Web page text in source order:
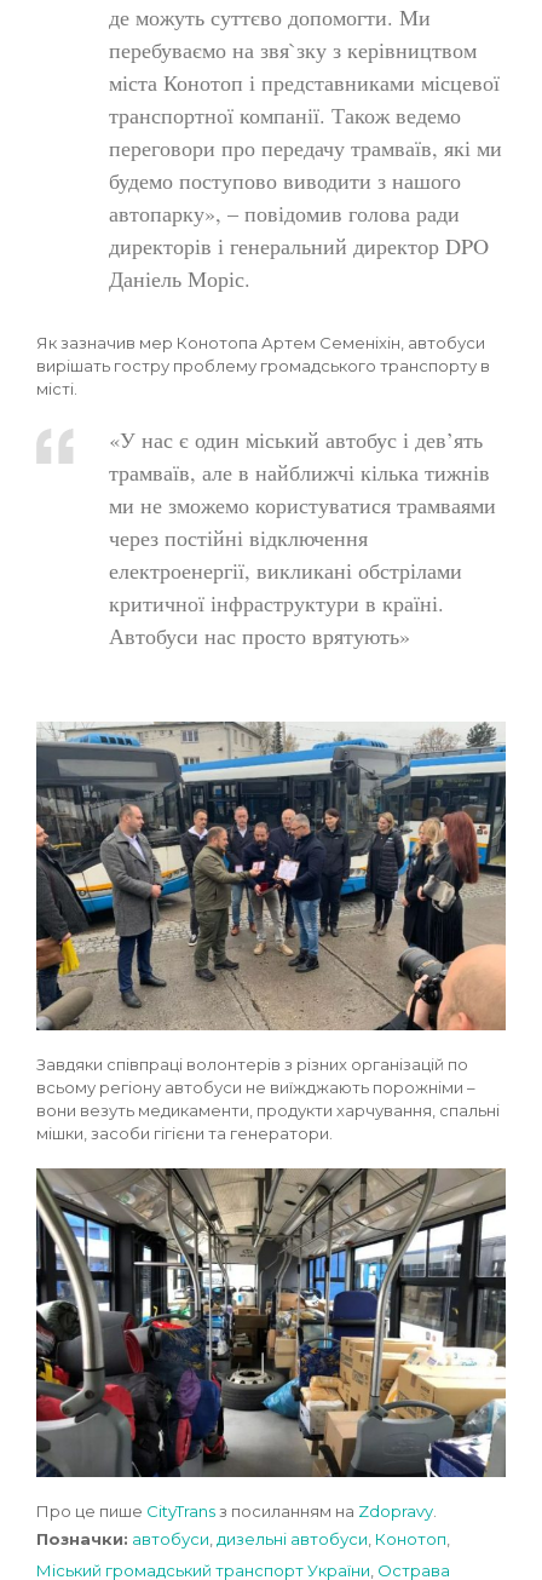
де можуть суттєво допомогти. Ми
перебуваємо на звя`зку з керівництвом
міста Конотоп і представниками місцевої
транспортної компанії. Також ведемо
переговори про передачу трамваїв, які ми
будемо поступово виводити з нашого
автопарку», – повідомив голова ради
директорів і генеральний директор DPO
Даніель Моріс.
Як зазначив мер Конотопа Артем Семеніхін, автобуси
вирішать гостру проблему громадського транспорту в
місті.
«У нас є один міський автобус і дев’ять
трамваїв, але в найближчі кілька тижнів
ми не зможемо користуватися трамваями
через постійні відключення
електроенергії, викликані обстрілами
критичної інфраструктури в країні.
Автобуси нас просто врятують»
Завдяки співпраці волонтерів з різних організацій по
всьому регіону автобуси не виїжджають порожніми –
вони везуть медикаменти, продукти харчування, спальні
мішки, засоби гігієни та генератори.
Про це пише CityTransз посиланням на Zdopravy.
Позначки: автобуси,дизельні автобуси, Конотоп,
Міський громадський транспорт України, Острава